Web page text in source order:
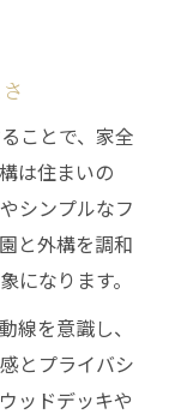
ことで、家全
は住まいの
シンプルなフ
と外構を調和
になります。
線を意識し、
とプライバシ
ッドデッキや